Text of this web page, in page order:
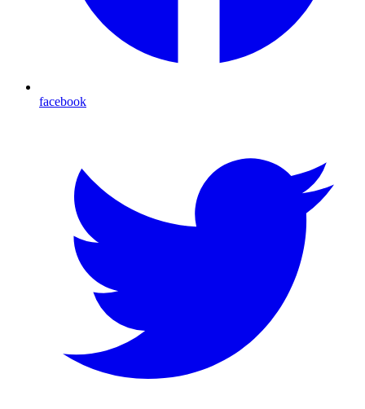
facebook